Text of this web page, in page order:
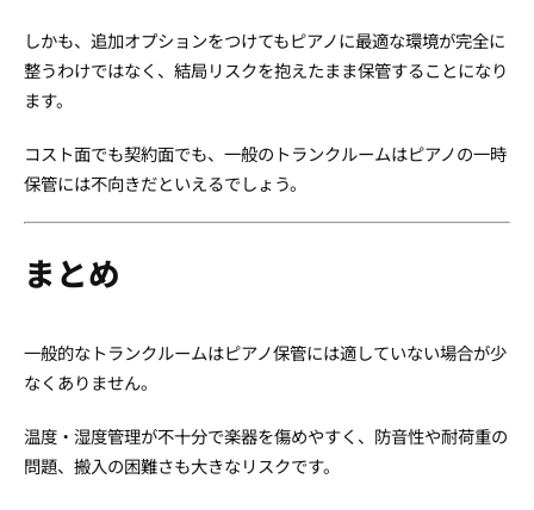
しかも、追加オプションをつけてもピアノに最適な環境が完全に
整うわけではなく、結局リスクを抱えたまま保管することになり
ます。
コスト面でも契約面でも、一般のトランクルームはピアノの一時
保管には不向きだといえるでしょう。
まとめ
一般的なトランクルームはピアノ保管には適していない場合が少
なくありません。
温度・湿度管理が不十分で楽器を傷めやすく、防音性や耐荷重の
問題、搬入の困難さも大きなリスクです。